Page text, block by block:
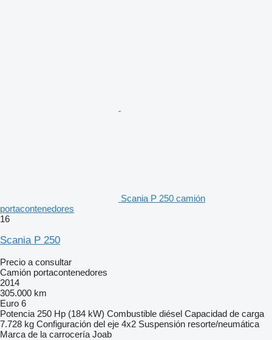
Scania P 250 camión
portacontenedores
16
Scania P 250
Precio a consultar
Camión portacontenedores
2014
305.000 km
Euro 6
Potencia 250 Hp (184 kW) Combustible diésel Capacidad de carga
7.728 kg Configuración del eje 4x2 Suspensión resorte/neumática
Marca de la carrocería Joab